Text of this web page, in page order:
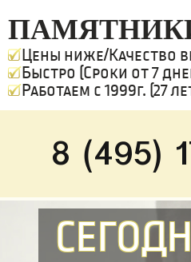
Цены ниже/Качество
Быстро (Сроки от 7
Работаем с 1999г. (27
8 (495)